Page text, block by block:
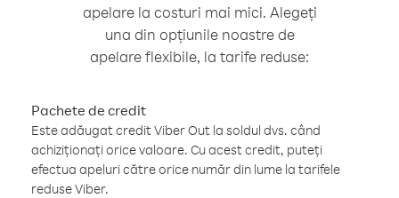
apelare la costuri mai mici. Alegeți
una din opțiunile noastre de
apelare flexibile, la tarife reduse:
Pachete de credit
Este adăugat credit Viber Out la soldul dvs. când
achiziționați orice valoare. Cu acest credit, puteți
efectua apeluri către orice număr din lume la tarifele
reduse Viber.